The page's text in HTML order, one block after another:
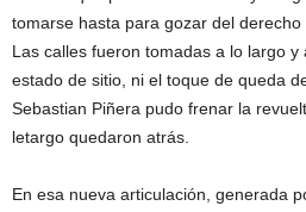
tomarse hasta para gozar del
Las calles fueron tomadas a lo largo
estado de sitio, ni el toque de queda
Sebastian Piñera pudo frenar la
letargo quedaron atrás.
En esa nueva articulación, generada